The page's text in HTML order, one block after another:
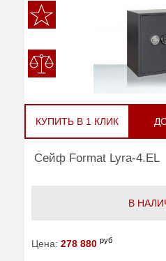
КУПИТЬ В 1 КЛИК
Сейф Format Lyra-4.EL
В
Цена: 278 880 руб